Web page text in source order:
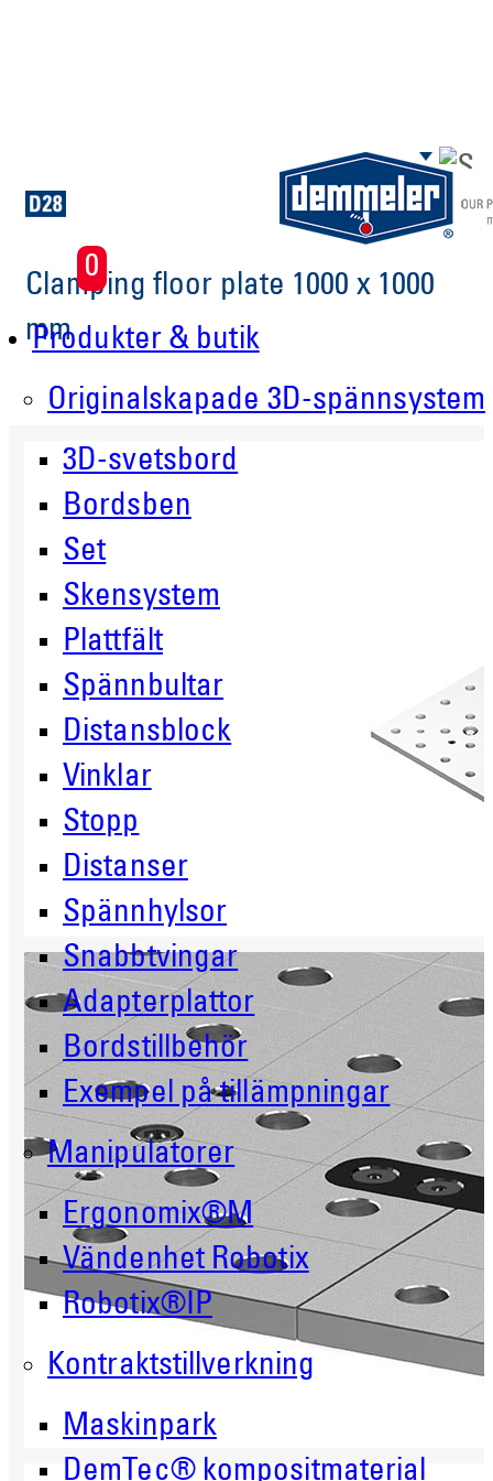
Skip to main content
0
Produkter & butik
Originalskapade 3D-spännsystem
3D-svetsbord
Bordsben
Set
Skensystem
Plattfält
Spännbultar
Distansblock
Vinklar
Stopp
Distanser
Spännhylsor
Snabbtvingar
Adapterplattor
Bordstillbehör
Exempel på tillämpningar
Manipulatorer
Ergonomix®M
Vändenhet Robotix
Robotix®IP
Kontraktstillverkning
Maskinpark
DemTec® kompositmaterial
Clamping floor plate 1000 x 1000
mm